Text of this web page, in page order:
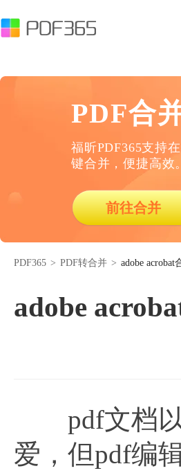
PDF合
福昕PDF365支持
键合并，便捷高效。
前往合并
PDF365 > PDF转合并 > adobe
adobe
pdf文档以
爱，但pdf编